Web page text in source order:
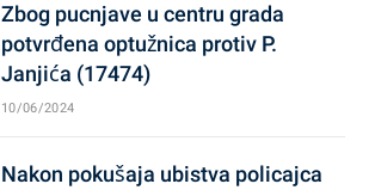
Zbog pucnjave u centru grada
potvrđena optužnica protiv P.
Janjića (17474)
10/06/2024
Nakon pokušaja ubistva policajca